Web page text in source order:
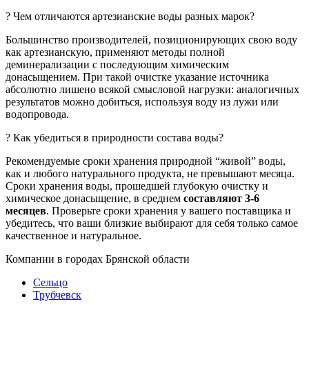
? Чем отличаются артезианские воды разных марок?
Большинство производителей, позиционирующих свою воду
как артезианскую, применяют методы полной
деминерализации с последующим химическим
донасыщением. При такой очистке указание источника
абсолютно лишено всякой смысловой нагрузки: аналогичных
результатов можно добиться, используя воду из лужи или
водопровода.
? Как убедиться в природности состава воды?
Рекомендуемые сроки хранения природной “живой” воды,
как и любого натурального продукта, не превышают месяца.
Сроки хранения воды, прошедшей глубокую очистку и
химическое донасыщение, в среднем составляют 3-6
месяцев. Проверьте сроки хранения у вашего поставщика и
убедитесь, что ваши близкие выбирают для себя только самое
качественное и натуральное.
Компании в городах Брянской области
Сельцо
Трубчевск